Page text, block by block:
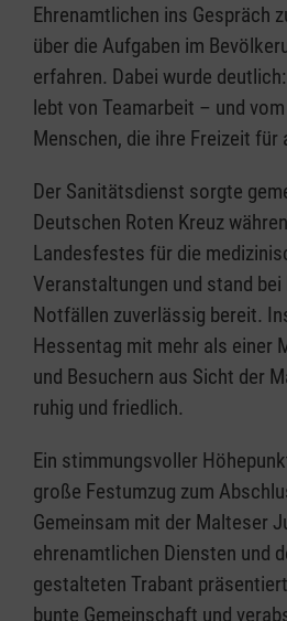
Ehrenamtlichen ins Gespräch
über die Aufgaben im
erfahren. Dabei wurde
lebt von Teamarbeit – und
Menschen, die ihre Freizeit für
Der Sanitätsdienst sorgte
Deutschen Roten Kreuz
Landesfestes für die
Veranstaltungen und stand
Notfällen zuverlässig bereit.
Hessentag mit mehr als einer
und Besuchern aus Sicht der
ruhig und friedlich.
Ein stimmungsvoller
große Festumzug zum
Gemeinsam mit der Malteser
ehrenamtlichen Diensten und
gestalteten Trabant
bunte Gemeinschaft und